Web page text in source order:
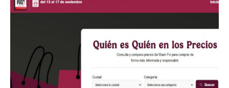
EXA
EXA INFORMA
CONTEXTOS
TRAYECTO LAGUNA
DIÁLOGOS CON LA HISTORIA
TWEETS AND BEATS
COLABORADORES
ACTUALIDADES GREM